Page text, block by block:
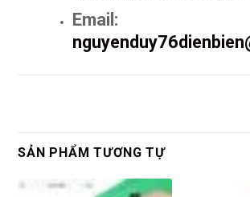
Email:
SẢN PHẨM TƯƠNG TỰ